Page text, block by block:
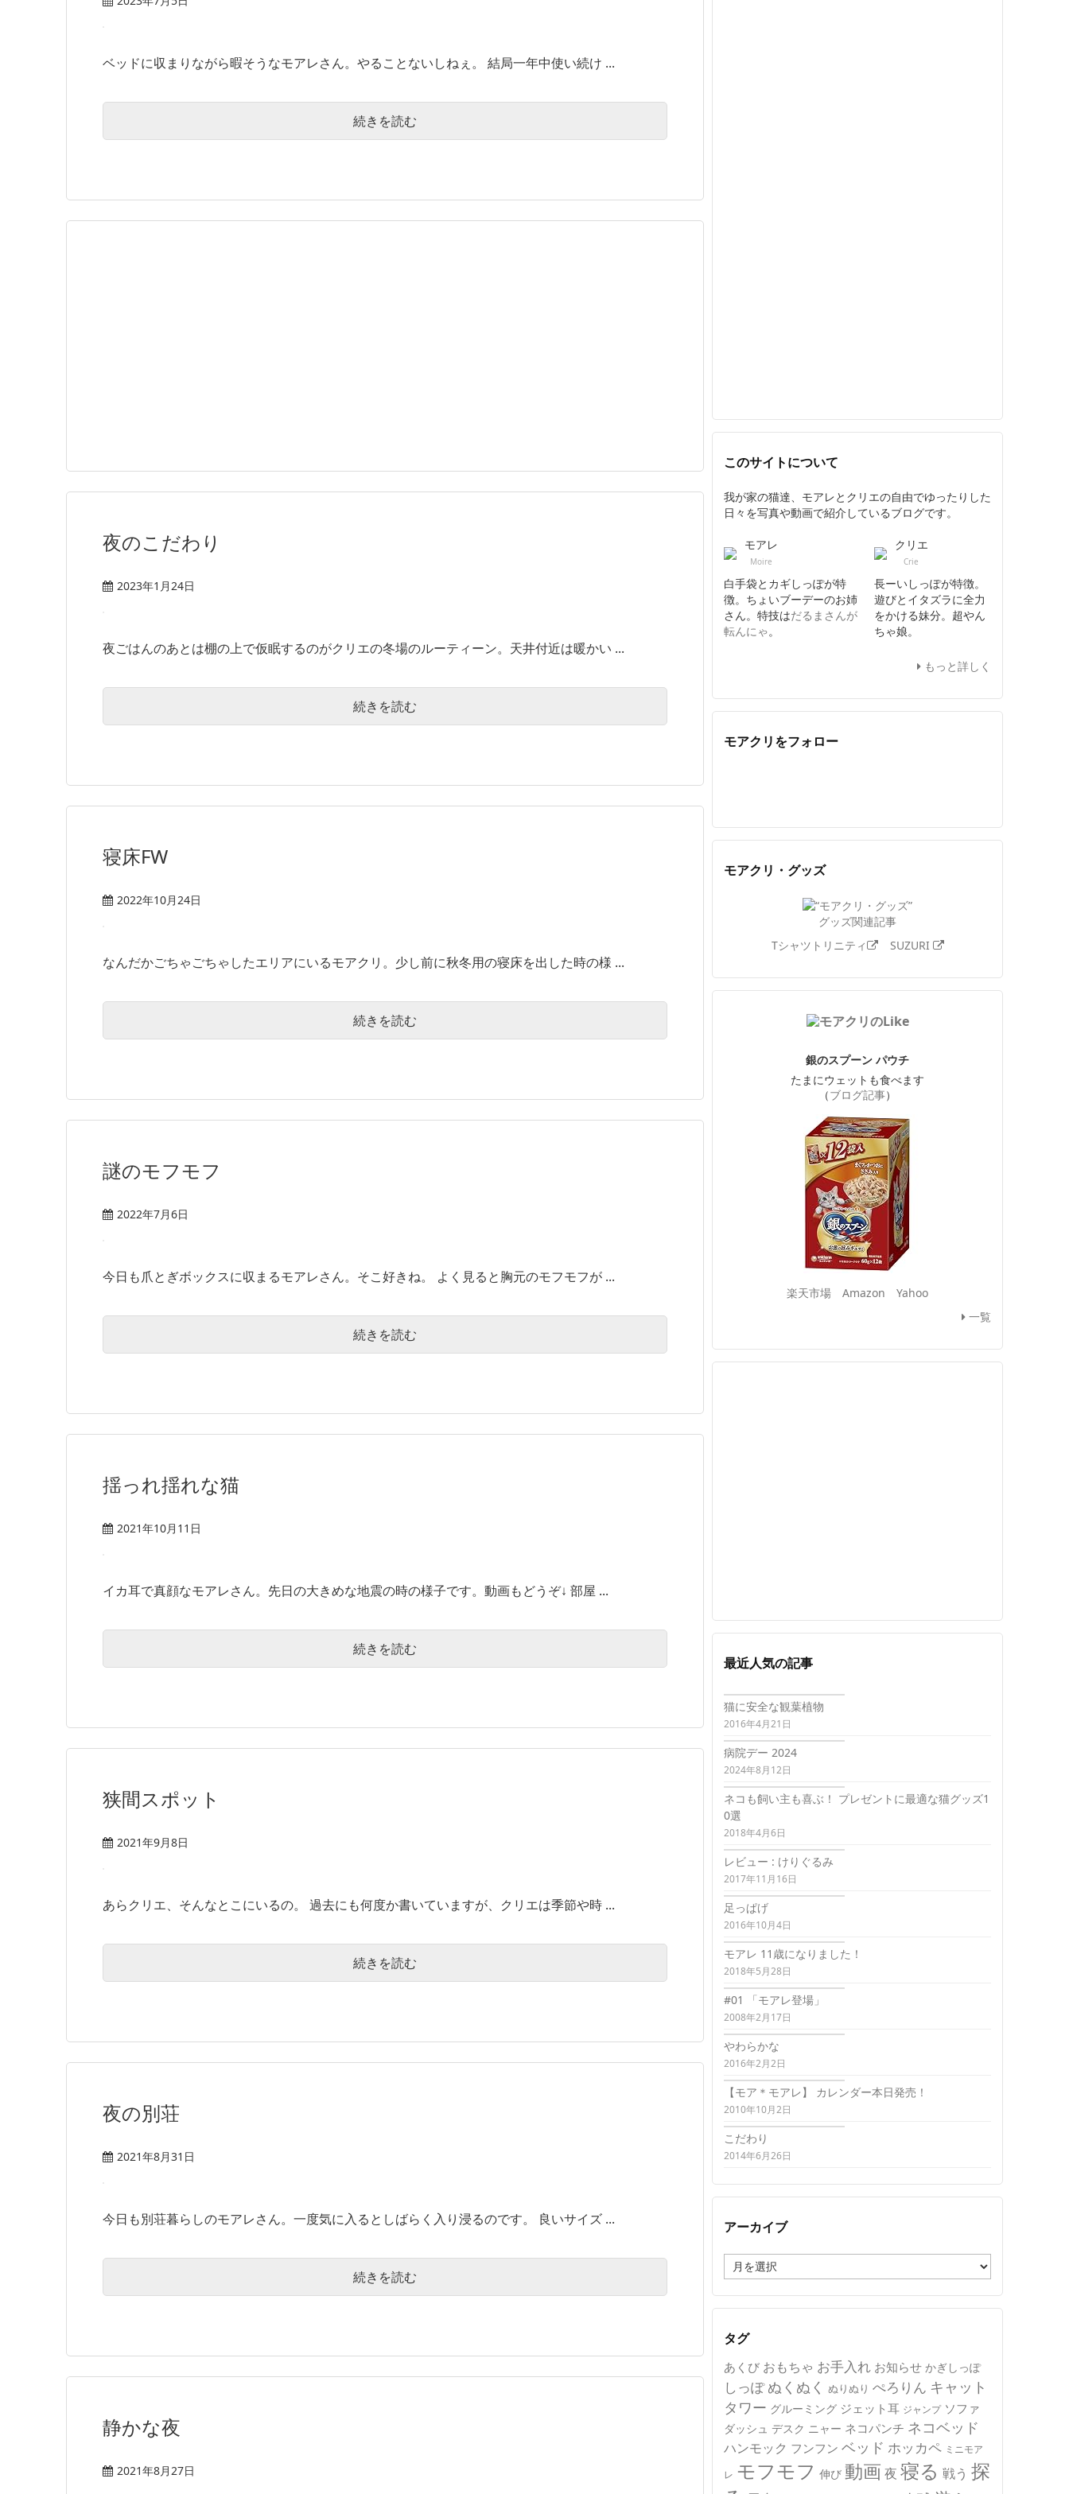
ベッドに収まりながら暇そうなモアレさん。やることないしねぇ。 結局一年中使い続け ...
続きを読む
夜のこだわり
2023年1月24日
夜ごはんのあとは棚の上で仮眠するのがクリエの冬場のルーティーン。天井付近は暖かい ...
続きを読む
寝床FW
2022年10月24日
なんだかごちゃごちゃしたエリアにいるモアクリ。少し前に秋冬用の寝床を出した時の様 ...
続きを読む
謎のモフモフ
2022年7月6日
今日も爪とぎボックスに収まるモアレさん。そこ好きね。 よく見ると胸元のモフモフが ...
続きを読む
揺っれ揺れな猫
2021年10月11日
イカ耳で真顔なモアレさん。先日の大きめな地震の時の様子です。動画もどうぞ↓ 部屋 ...
続きを読む
狭間スポット
2021年9月8日
あらクリエ、そんなとこにいるの。 過去にも何度か書いていますが、クリエは季節や時 ...
続きを読む
夜の別荘
2021年8月31日
今日も別荘暮らしのモアレさん。一度気に入るとしばらく入り浸るのです。 良いサイズ ...
続きを読む
静かな夜
2021年8月27日
このサイトについて
我が家の猫達、モアレとクリエの自由でゆったりした
日々を写真や動画で紹介しているブログです。
モアレ
Moire
白手袋とカギしっぽが特
徴。ちょいブーデーのお姉
さん。特技はだるまさんが
転んにゃ。
クリエ
Crie
長ーいしっぽが特徴。
遊びとイタズラに全力
をかける妹分。超やん
ちゃ娘。
もっと詳しく
モアクリをフォロー
モアクリ・グッズ
グッズ関連記事
Tシャツトリニティ
SUZURI
銀のスプーン パウチ
たまにウェットも食べます
（ブログ記事）
楽天市場 Amazon
Yahoo
一覧
最近人気の記事
猫に安全な観葉植物
2016年4月21日
病院デー 2024
2024年8月12日
ネコも飼い主も喜ぶ！ プレゼントに最適な猫グッズ1
0選
2018年4月6日
レビュー : けりぐるみ
2017年11月16日
足っぱげ
2016年10月4日
モアレ 11歳になりました！
2018年5月28日
#01 「モアレ登場」
2008年2月17日
やわらかな
2016年2月2日
【モア＊モアレ】 カレンダー本日発売！
2010年10月2日
こだわり
2014年6月26日
アーカイブ
ー
カ
イ
タグ
あくび おもちゃ お手入れ お知らせ かぎしっぽ
しっぽ ぬくぬく ぬりぬり ぺろりん キャット
タワー グルーミング ジェット耳 ジャンプ ソファ
ダッシュ デスク ニャー ネコパンチ ネコベッド
ハンモック フンフン ベッド ホッカペ ミニモア
レ モフモフ 伸び 動画 夜 寝る 戦う 探